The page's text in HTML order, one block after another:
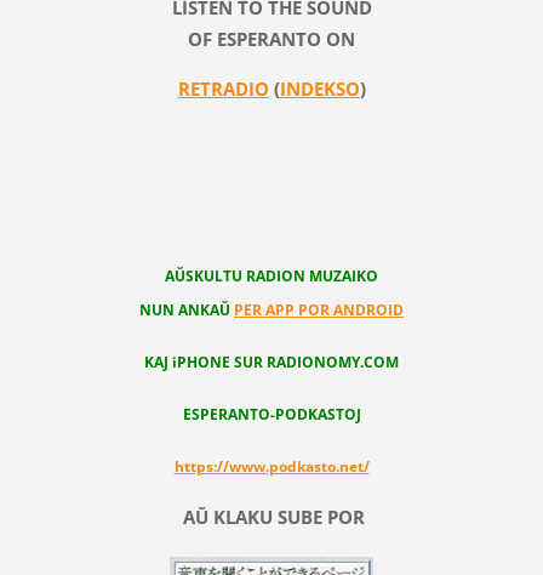
LISTEN TO THE SOUND
OF ESPERANTO ON
RETRADIO (INDEKSO)
AŬSKULTU RADION MUZAIKO
NUN ANKAŬ PER APP POR ANDROID
KAJ iPHONE SUR RADIONOMY.COM
ESPERANTO-PODKASTOJ
https://www.podkasto.net/
AŬ KLAKU SUBE POR